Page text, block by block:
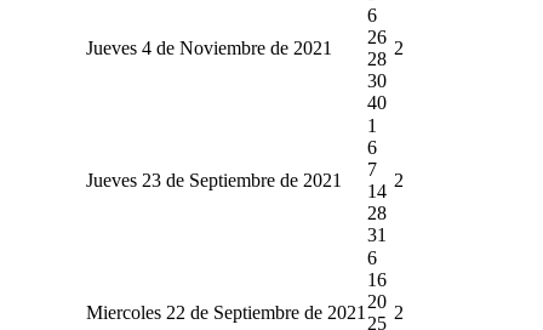
Jueves 4 de Noviembre de 2021
6
26
28
30
40
2
Jueves 23 de Septiembre de 2021
1
6
7
14
28
31
2
Miercoles 22 de Septiembre de 2021
6
16
20
25
2